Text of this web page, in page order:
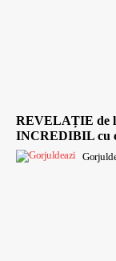
REVELAȚIE de
INCREDIBIL cu